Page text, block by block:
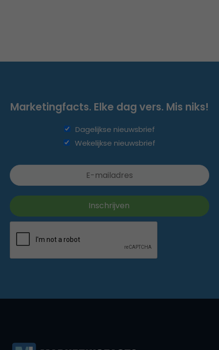
Marketingfacts. Elke dag vers. Mis niks!
Dagelijkse nieuwsbrief
Wekelijkse nieuwsbrief